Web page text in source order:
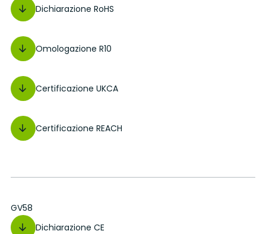
Dichiarazione RoHS
Omologazione R10
Certificazione UKCA
Certificazione REACH
GV58
Dichiarazione CE